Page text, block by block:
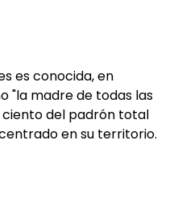
es conocida, en
"la madre de todas las
ciento del padrón total
en su territorio.